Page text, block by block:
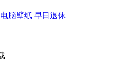
脑壁纸 早日退休